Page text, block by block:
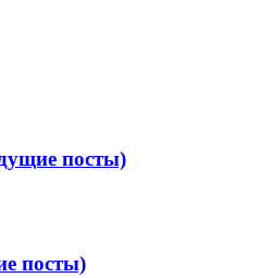
посты)
посты)